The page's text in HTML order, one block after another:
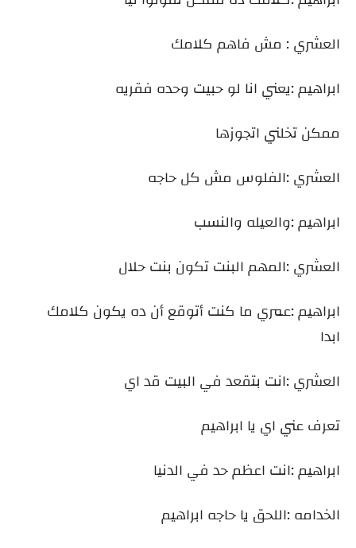
العشري : مش فاهم كلامك
ابراهيم :يعني انا لو حبيت وحده فقريه
ممكن تخلني اتجوزها
العشري :الفلوس مش كل حاجه
ابراهيم :والعيله والنسب
العشري :المهم البنت تكون بنت حلال
ابراهيم :عمري ما كنت أتوقع أن ده يكون كلامك
ابدا
العشري :انت بتقعد في البيت قد اي
تعرف عني اي يا ابراهيم
ابراهيم :انت اعظم حد في الدنيا
الخدامه :اللحق يا حاجه ابراهيم